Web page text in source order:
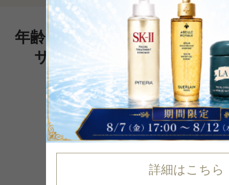
詳細はこちら
年齢に伴う頭皮のたるみや髪
サつきにアプローチする
P可 再入荷 残り1点